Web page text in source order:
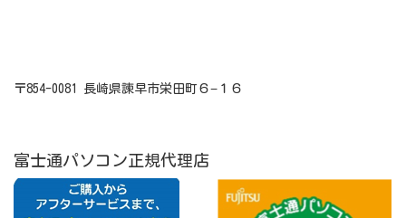
〒854-0081 長崎県諫早市栄田町６−１６
富士通パソコン正規代理店